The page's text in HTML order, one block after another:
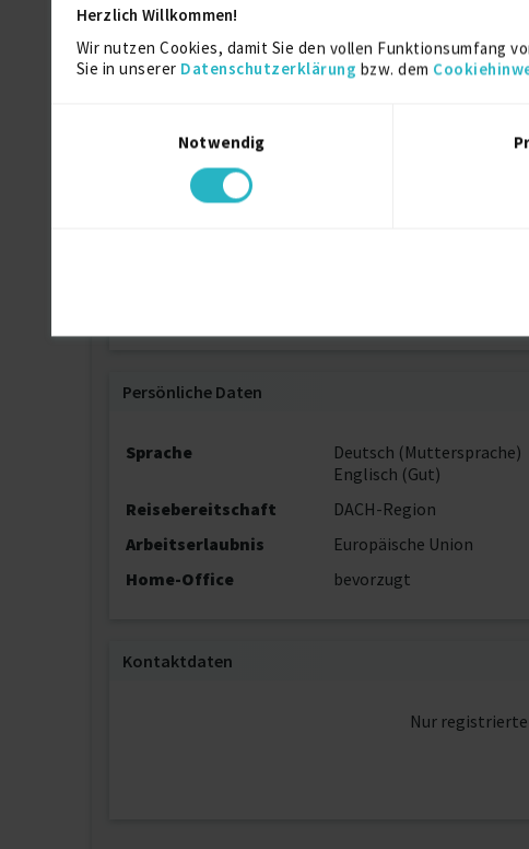
Herzlich Willkommen!
Wir nutzen Cookies, damit Sie den vollen Funktionsumfang
Sie in unserer Datenschutzerklärung bzw. dem
Notwendig
Environmental Sciences
Persönliche Daten
Sprache
Deutsch (Muttersprache)
Englisch (Gut)
Reisebereitschaft
DACH-Region
Arbeitserlaubnis
Europäische Union
Home-Office
bevorzugt
Kontaktdaten
Nur